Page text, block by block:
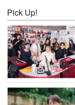
Pick Up!